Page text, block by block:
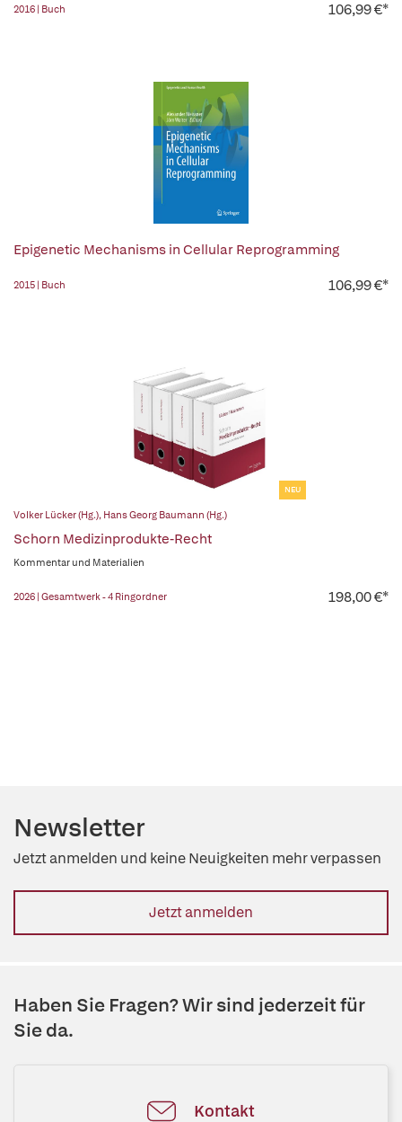
2016 | Buch 106,99 €*
Epigenetic Mechanisms in Cellular Reprogramming
2015 | Buch 106,99 €*
NEU
Volker Lücker (Hg.), Hans Georg Baumann (Hg.)
Schorn Medizinprodukte-Recht
Kommentar und Materialien
2026 | Gesamtwerk - 4 Ringordner 198,00 €*
Newsletter
Jetzt anmelden und keine Neuigkeiten mehr verpassen
Jetzt anmelden
Haben Sie Fragen? Wir sind jederzeit für
Sie da.
Kontakt